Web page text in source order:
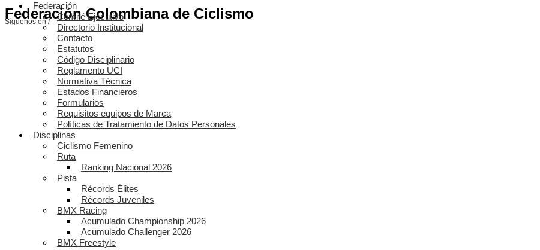
Federación Colombiana de Ciclismo
Síguenos en /
Federación
Comité Ejecutivo
Directorio Institucional
Contacto
Estatutos
Código Disciplinario
Reglamento UCI
Normativa Técnica
Estados Financieros
Formularios
Requisitos equipos de Marca
Políticas de Tratamiento de Datos Personales
Disciplinas
Ciclismo Femenino
Ruta
Ranking Nacional 2026
Pista
Récords Élites
Récords Juveniles
BMX Racing
Acumulado Championship 2026
Acumulado Challenger 2026
BMX Freestyle